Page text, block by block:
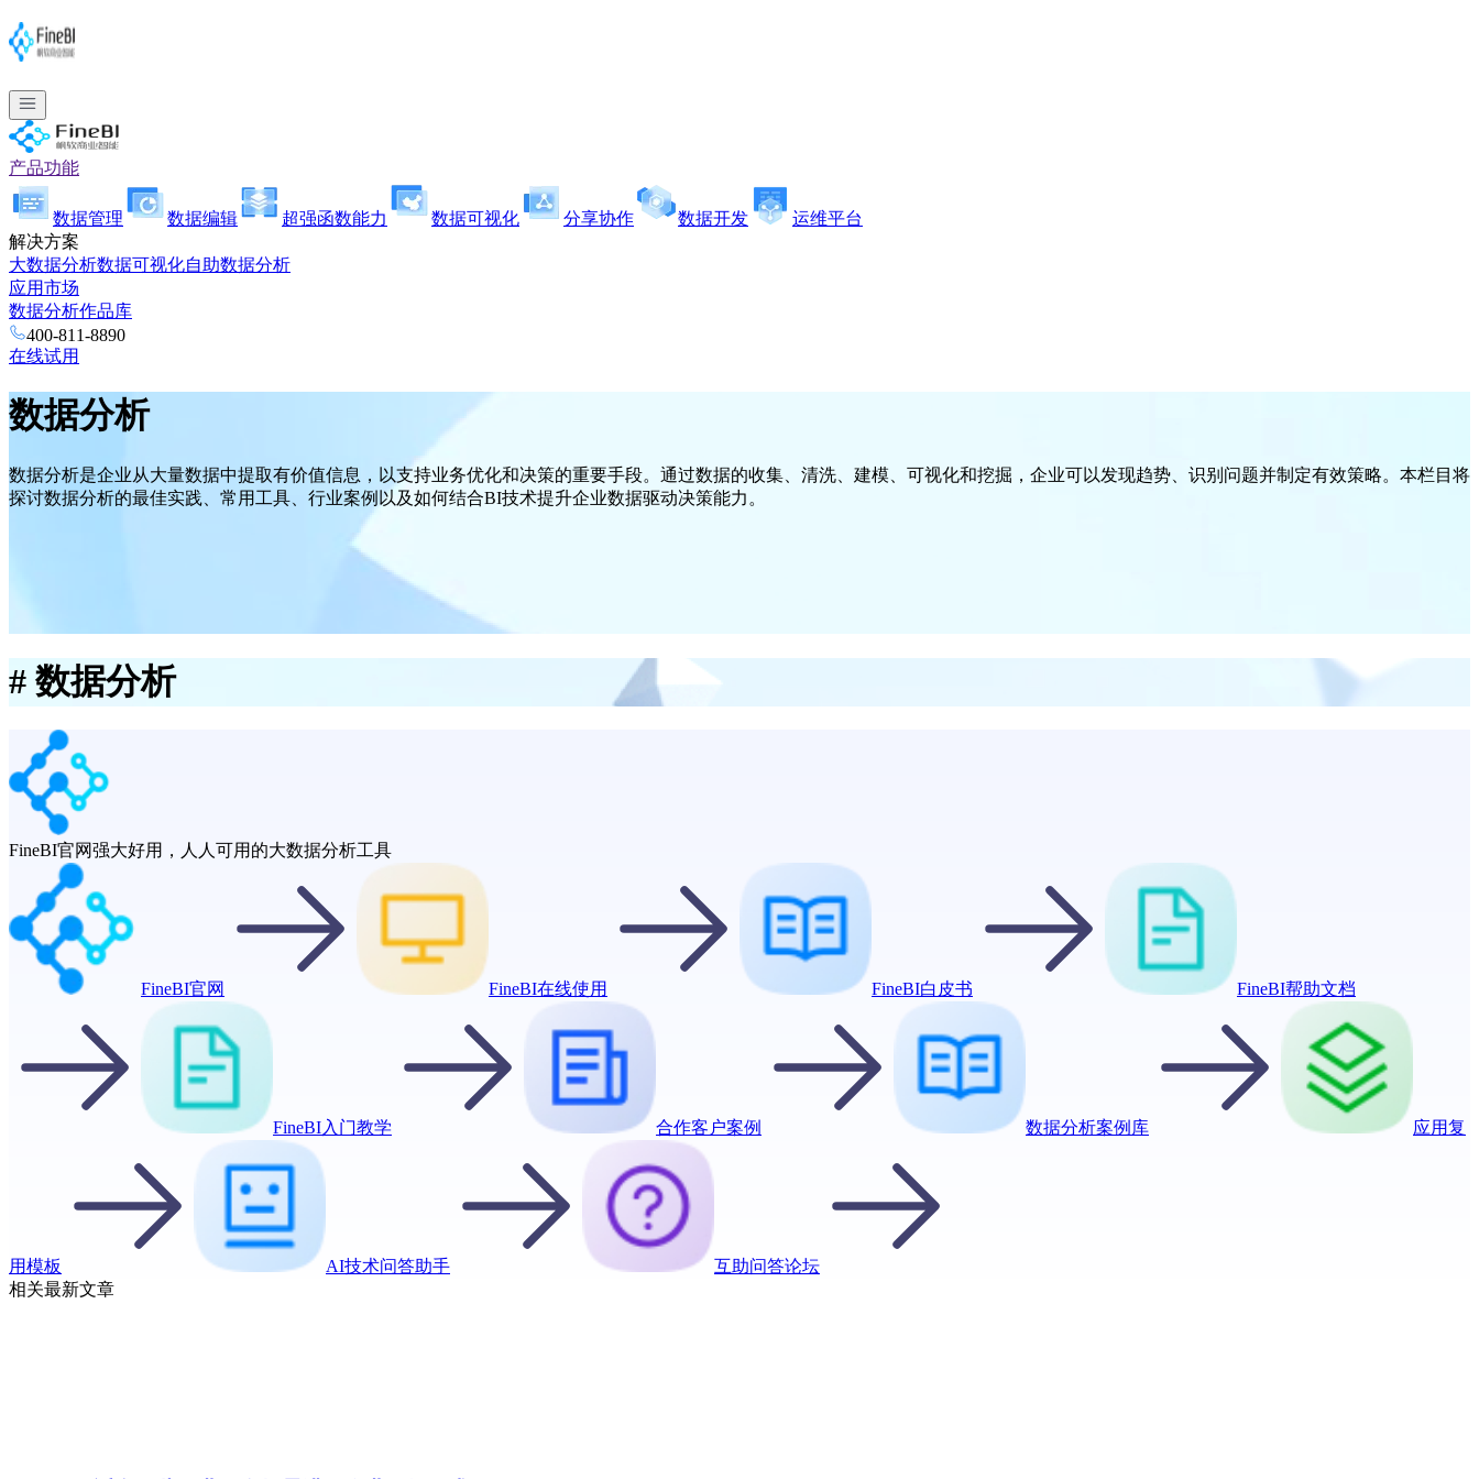
产品功能
数据管理 数据编辑 超强函数能力 数据可视化 分享协作 数据开发
运维平台
解决方案
大数据分析数据可视化自助数据分析
应用市场
数据分析作品库
400-811-8890
在线试用
数据分析
数据分析是企业从大量数据中提取有价值信息，以支持业务优化和决策的重要手段。通过数据的收集、清洗、建模、可视化和挖掘，企业可以发现趋势、识别问题并制定有效策略。本栏目将
探讨数据分析的最佳实践、常用工具、行业案例以及如何结合BI技术提升企业数据驱动决策能力。
# 数据分析
FineBI官网强大好用，人人可用的大数据分析工具
FineBI官网 FineBI在线使用 FineBI白皮书 FineBI帮助文档
FineBI入门教学 合作客户案例 数据分析案例库 应用复
用模板 AI技术问答助手
互助问答论坛
相关最新文章